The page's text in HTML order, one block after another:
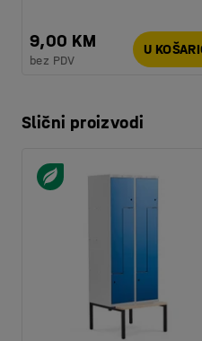
9,00 KM
bez PDV
U
Slični proizvodi